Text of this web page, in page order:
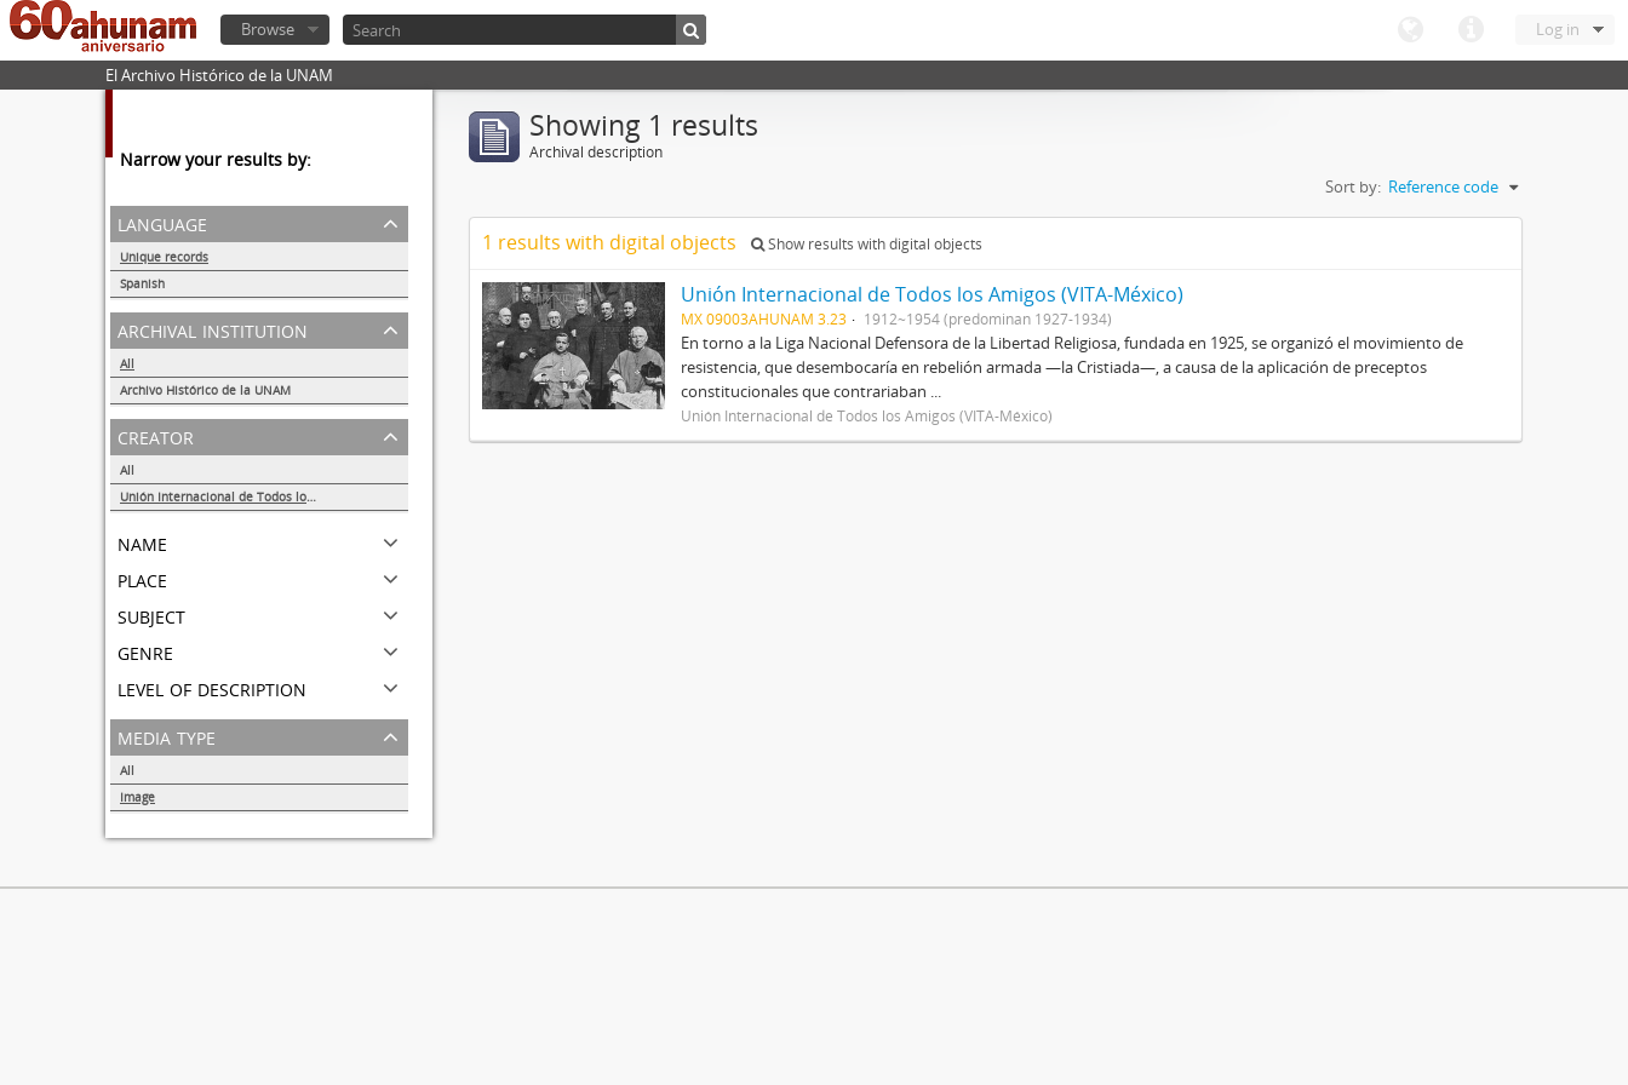
Log in
Browse
El Archivo Histórico de la UNAM
Narrow your results by:
language
Unique records
Spanish
1
archival institution
All
Archivo Histórico de la UNAM
1
creator
All
Unión Internacional de Todos los Amigos (VITA-México)
name
place
subject
genre
level of description
media type
All
Image
Showing 1 results
Archival description
Sort by: Reference code
1 results with digital objects Show results with digital objects
Unión Internacional de Todos los Amigos (VITA-México)
MX 09003AHUNAM 3.23 1912~1954 (predominan 1927-1934)
En torno a la Liga Nacional Defensora de la Libertad Religiosa, fundada en 1925, se organizó el movimiento de
resistencia, que desembocaría en rebelión armada —la Cristiada—, a causa de la aplicación de preceptos
constitucionales que contrariaban ...
Unión Internacional de Todos los Amigos (VITA-México)